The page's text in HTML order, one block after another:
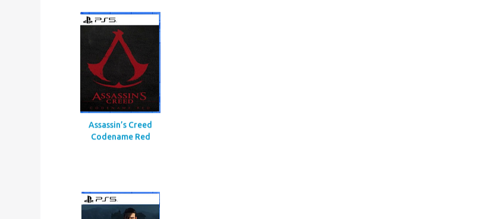
Assassin’s Creed
Codename Red